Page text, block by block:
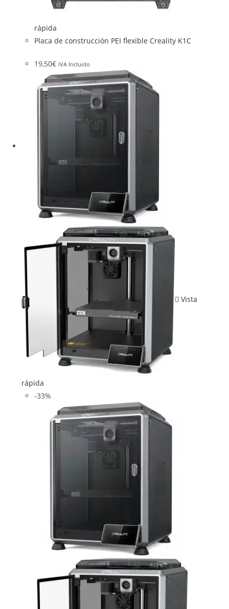
rápida
Placa de construcción PEI flexible Creality K1C
19,50€ IVA Incluido
Vista
rápida
-33%